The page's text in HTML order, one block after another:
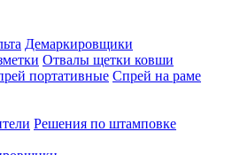
Демаркировщики
Отвалы щетки ковши
портативные Спрей на раме
Решения по штамповке